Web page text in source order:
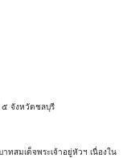
จังหวัดชลบุรี
มเด็จพระเจ้าอยู่หัวฯ เนื่องใน